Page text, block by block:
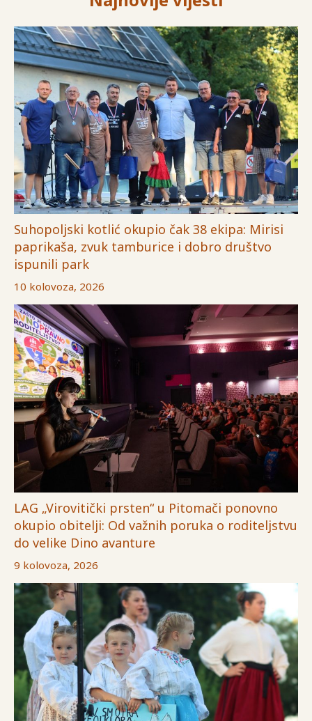
Suhopoljski kotlić okupio čak 38 ekipa: Mirisi
paprikaša, zvuk tamburice i dobro društvo
ispunili park
10 kolovoza, 2026
LAG „Virovitički prsten“ u Pitomači ponovno
okupio obitelji: Od važnih poruka o roditeljstvu
do velike Dino avanture
9 kolovoza, 2026